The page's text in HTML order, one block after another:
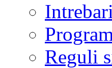
Reguli